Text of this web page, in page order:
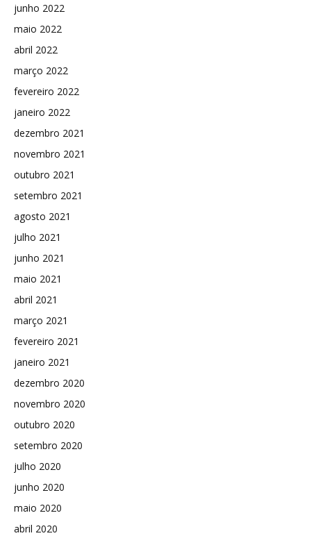
junho 2022
maio 2022
abril 2022
março 2022
fevereiro 2022
janeiro 2022
dezembro 2021
novembro 2021
outubro 2021
setembro 2021
agosto 2021
julho 2021
junho 2021
maio 2021
abril 2021
março 2021
fevereiro 2021
janeiro 2021
dezembro 2020
novembro 2020
outubro 2020
setembro 2020
julho 2020
junho 2020
maio 2020
abril 2020